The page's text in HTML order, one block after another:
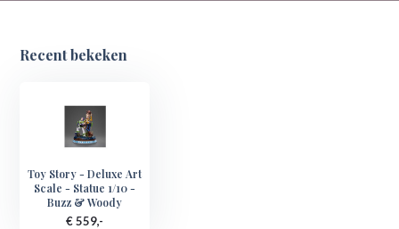
Recent bekeken
Toy Story - Deluxe Art
Scale - Statue 1/10 -
Buzz & Woody
€ 559,-